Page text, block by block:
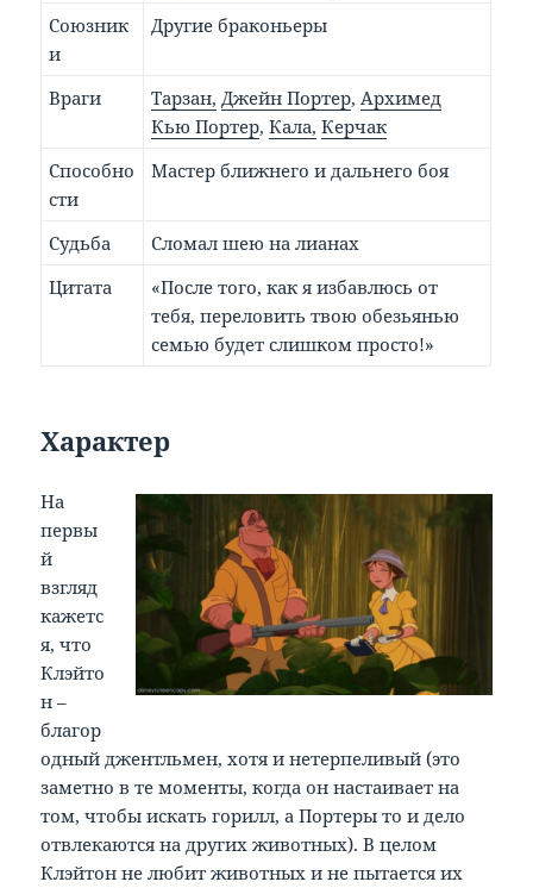
Союзник
и
Другие браконьеры
Враги Тарзан, Джейн Портер,Архимед
Кью Портер,Кала, Керчак
Способно
сти
Мастер ближнего и дальнего боя
Судьба
Сломал шею на лианах
Цитата
«После того, как я избавлюсь от
тебя, переловить твою обезьянью
семью будет слишком просто!»
Характер
На
первы
й
взгляд
кажетс
я, что
Клэйто
н –
благор
одный джентльмен, хотя и нетерпеливый (это
заметно в те моменты, когда он настаивает на
том, чтобы искать горилл, а Портеры то и дело
отвлекаются на других животных). В целом
Клэйтон не любит животных и не пытается их